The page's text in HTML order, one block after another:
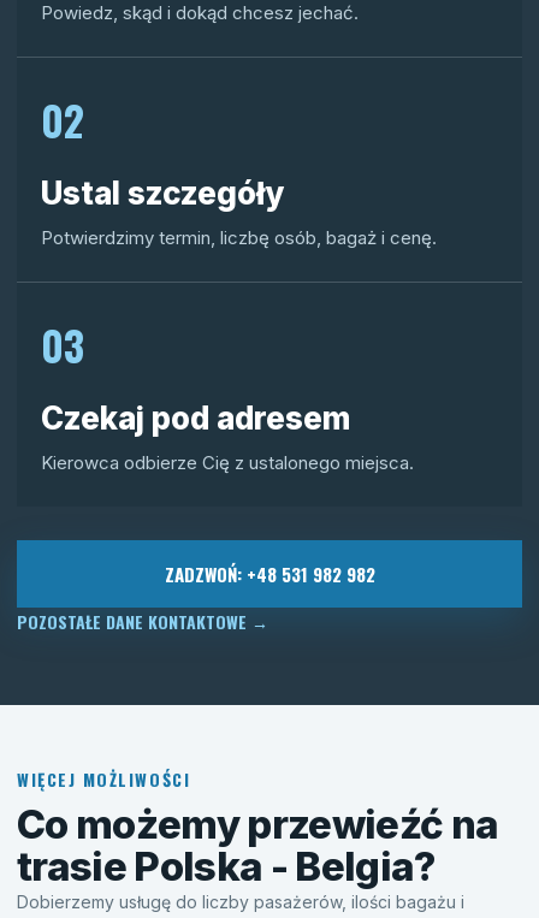
Powiedz, skąd i dokąd chcesz jechać.
02
Ustal szczegóły
Potwierdzimy termin, liczbę osób, bagaż i cenę.
03
Czekaj pod adresem
Kierowca odbierze Cię z ustalonego miejsca.
ZADZWOŃ: +48 531 982 982
POZOSTAŁE DANE KONTAKTOWE →
WIĘCEJ MOŻLIWOŚCI
Co możemy przewieźć na
trasie Polska - Belgia?
Dobierzemy usługę do liczby pasażerów, ilości bagażu i